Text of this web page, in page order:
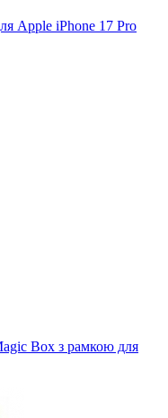
Apple iPhone 17 Pro
Box з рамкою для